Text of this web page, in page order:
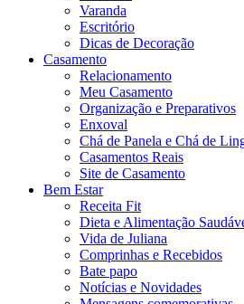
Escritório
Dicas de Decoração
Casamento
Relacionamento
Meu Casamento
Organização e Preparativos
Enxoval
Chá de Panela e Chá de
Casamentos Reais
Site de Casamento
Bem Estar
Receita Fit
Dieta e Alimentação Saudável
Vida de Juliana
Comprinhas e Recebidos
Bate papo
Notícias e Novidades
Mensagens comemorativas